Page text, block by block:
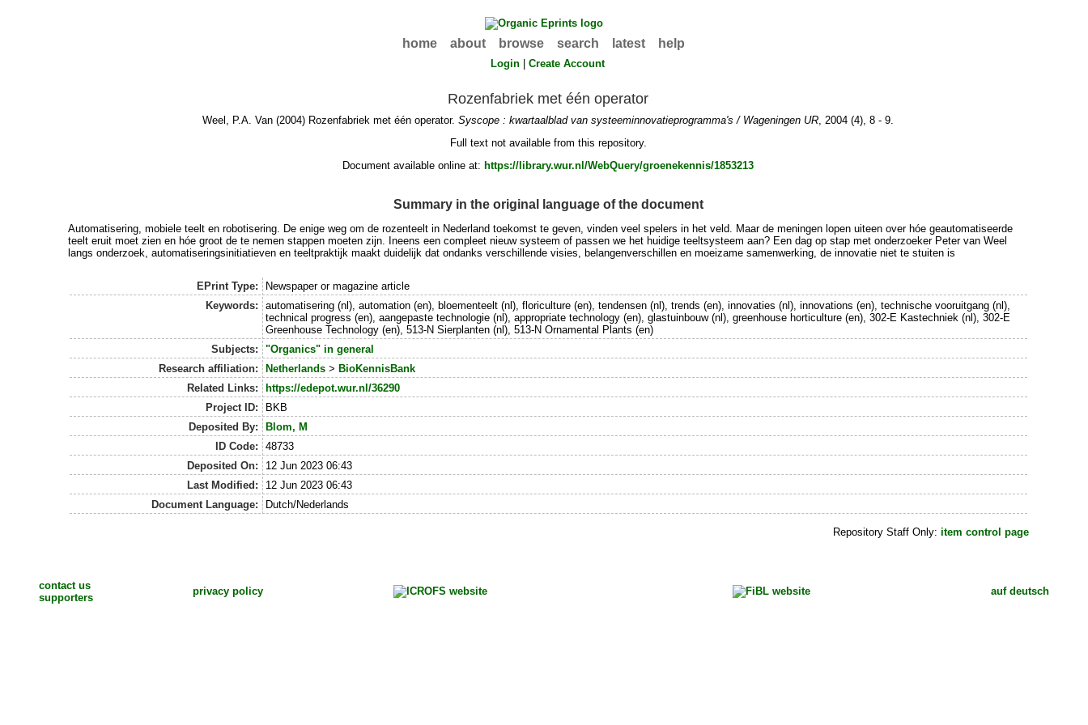
home about browse search latest help
Login |Create Account
Rozenfabriek met één operator
Weel, P.A. Van (2004) Rozenfabriek met één operator.Syscope : kwartaalblad van systeeminnovatieprogramma's / Wageningen UR, 2004 (4), 8 - 9.
Full text not available from this repository.
Document available online at: https://library.wur.nl/WebQuery/groenekennis/1853213
Summary in the original language of the document
Automatisering, mobiele teelt en robotisering. De enige weg om de rozenteelt in Nederland toekomst te geven, vinden veel spelers in het veld. Maar de meningen lopen uiteen over hóe geautomatiseerde
teelt eruit moet zien en hóe groot de te nemen stappen moeten zijn. Ineens een compleet nieuw systeem of passen we het huidige teeltsysteem aan? Een dag op stap met onderzoeker Peter van Weel
langs onderzoek, automatiseringsinitiatieven en teeltpraktijk maakt duidelijk dat ondanks verschillende visies, belangenverschillen en moeizame samenwerking, de innovatie niet te stuiten is
EPrint Type:
Newspaper or magazine article
Keywords:
automatisering (nl), automation (en), bloementeelt (nl), floriculture (en), tendensen (nl), trends (en), innovaties (nl), innovations (en), technische vooruitgang (nl),
technical progress (en), aangepaste technologie (nl), appropriate technology (en), glastuinbouw (nl), greenhouse horticulture (en), 302-E Kastechniek (nl), 302-E
Greenhouse Technology (en), 513-N Sierplanten (nl), 513-N Ornamental Plants (en)
Subjects:
"Organics" in general
Research affiliation:
Netherlands > BioKennisBank
Related Links:
https://edepot.wur.nl/36290
Project ID:
BKB
Deposited By:
Blom, M
ID Code:
48733
Deposited On:
12 Jun 2023 06:43
Last Modified:
12 Jun 2023 06:43
Document Language:
Dutch/Nederlands
Repository Staff Only: item control page
contact us
supporters
privacy policy auf deutsch